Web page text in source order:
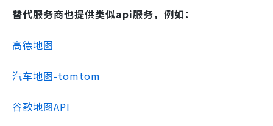
替代服务商也提供类似api服务，例如：
高德地图
汽车地图-tomtom
谷歌地图API